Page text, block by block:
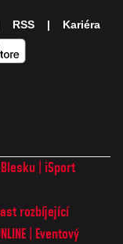
iSport
rozbíjející
Eventový
RSS Kariéra